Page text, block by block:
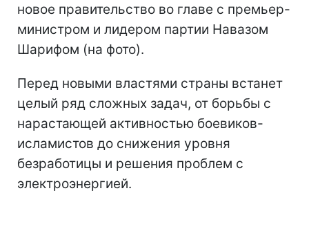
новое правительство во главе с премьер-
министром и лидером партии Навазом
Шарифом (на фото).
Перед новыми властями страны встанет
целый ряд сложных задач, от борьбы с
нарастающей активностью боевиков-
исламистов до снижения уровня
безработицы и решения проблем с
электроэнергией.